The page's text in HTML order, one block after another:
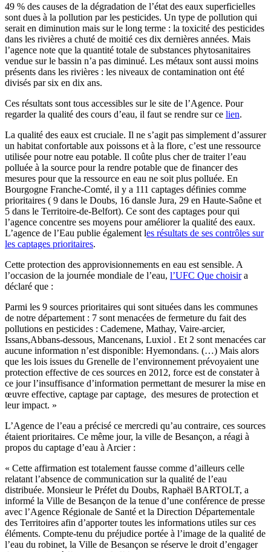
49 % des causes de la dégradation de l’état des eaux superficielles
sont dues à la pollution par les pesticides. Un type de pollution qui
serait en diminution mais sur le long terme : la toxicité des pesticides
dans les rivières a chuté de moitié ces dix dernières années. Mais
l’agence note que la quantité totale de substances phytosanitaires
vendue sur le bassin n’a pas diminué. Les métaux sont aussi moins
présents dans les rivières : les niveaux de contamination ont été
divisés par six en dix ans.
Ces résultats sont tous accessibles sur le site de l’Agence. Pour
regarder la qualité des cours d’eau, il faut se rendre sur ce lien.
La qualité des eaux est cruciale. Il ne s’agit pas simplement d’assurer
un habitat confortable aux poissons et à la flore, c’est une ressource
utilisée pour notre eau potable. Il coûte plus cher de traiter l’eau
polluée à la source pour la rendre potable que de financer des
mesures pour que la ressource en eau ne soit plus polluée. En
Bourgogne Franche-Comté, il y a 111 captages définies comme
prioritaires ( 9 dans le Doubs, 16 dansle Jura, 29 en Haute-Saône et
5 dans le Territoire-de-Belfort). Ce sont des captages pour qui
l’agence concentre ses moyens pour améliorer la qualité des eaux.
L’agence de l’Eau publie également les résultats de ses contrôles sur
les captages prioritaires.
Cette protection des approvisionnements en eau est sensible. A
l’occasion de la journée mondiale de l’eau, l’UFC Que choisira
déclaré que :
Parmi les 9 sources prioritaires qui sont situées dans les communes
de notre département : 7 sont menacées de fermeture du fait des
pollutions en pesticides : Cademene, Mathay, Vaire-arcier,
Issans,Abbans-dessous, Mancenans, Luxiol . Et 2 sont menacées car
aucune information n’est disponible: Hyemondans. (…) Mais alors
que les lois issues du Grenelle de l’environnement prévoyaient une
protection effective de ces sources en 2012, force est de constater à
ce jour l’insuffisance d’information permettant de mesurer la mise en
œuvre effective, captage par captage, des mesures de protection et
leur impact. »
L’Agence de l’eau a précisé ce mercredi qu’au contraire, ces sources
étaient prioritaires. Ce même jour, la ville de Besançon, a réagi à
propos du captage d’eau à Arcier :
« Cette affirmation est totalement fausse comme d’ailleurs celle
relatant l’absence de communication sur la qualité de l’eau
distribuée. Monsieur le Préfet du Doubs, Raphaël BARTOLT, a
informé la Ville de Besançon de la tenue d’une conférence de presse
avec l’Agence Régionale de Santé et la Direction Départementale
des Territoires afin d’apporter toutes les informations utiles sur ces
éléments. Compte-tenu du préjudice portée à l’image de la qualité de
l’eau du robinet, la Ville de Besançon se réserve le droit d’engager